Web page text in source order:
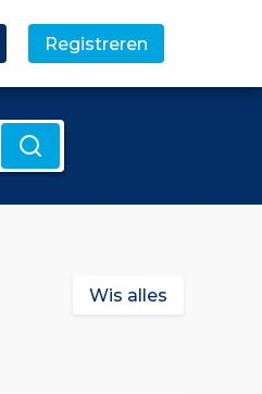
Registreren
Wis alles